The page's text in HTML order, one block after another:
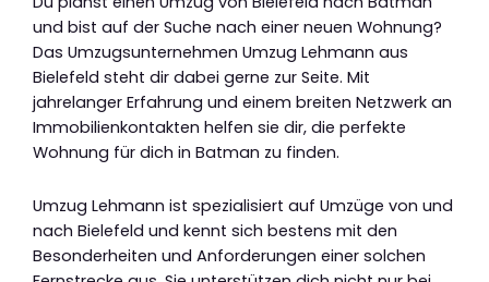
und bist auf der Suche nach einer neuen Wohnung?
Das Umzugsunternehmen Umzug Lehmann aus
Bielefeld steht dir dabei gerne zur Seite. Mit
jahrelanger Erfahrung und einem breiten Netzwerk an
Immobilienkontakten helfen sie dir, die perfekte
Wohnung für dich in Batman zu finden.
Umzug Lehmann ist spezialisiert auf Umzüge von und
nach Bielefeld und kennt sich bestens mit den
Besonderheiten und Anforderungen einer solchen